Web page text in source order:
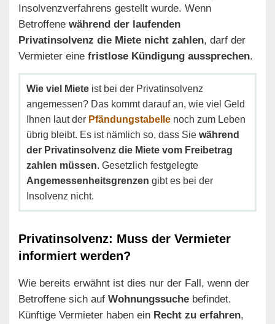
Insolvenzverfahrens gestellt wurde. Wenn
Betroffene während der laufenden
Privatinsolvenz die Miete nicht zahlen, darf der
Vermieter eine fristlose Kündigung aussprechen.
Wie viel Miete ist bei der Privatinsolvenz
angemessen? Das kommt darauf an, wie viel Geld
Ihnen laut der Pfändungstabelle noch zum Leben
übrig bleibt. Es ist nämlich so, dass Sie während
der Privatinsolvenz die Miete vom Freibetrag
zahlen müssen. Gesetzlich festgelegte
Angemessenheitsgrenzen gibt es bei der
Insolvenz nicht.
Privatinsolvenz: Muss der Vermieter
informiert werden?
Wie bereits erwähnt ist dies nur der Fall, wenn der
Betroffene sich auf Wohnungssuche befindet.
Künftige Vermieter haben ein Recht zu erfahren